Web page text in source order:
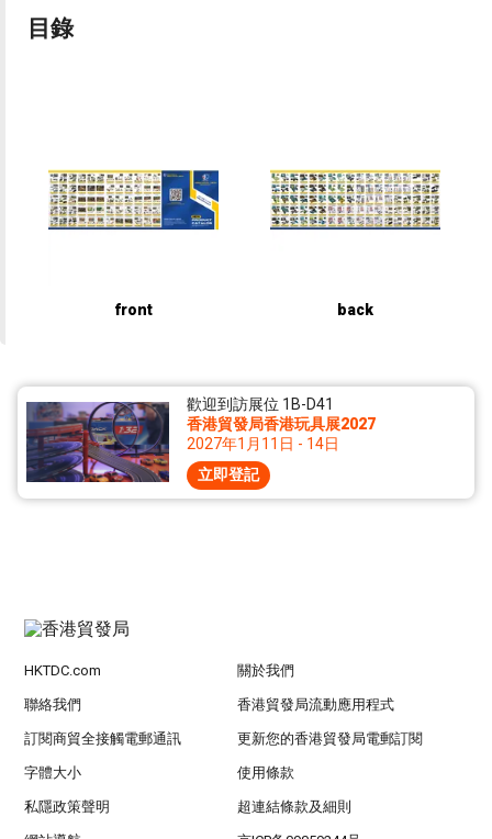
目錄
front back
歡迎到訪展位 1B-D41
香港貿發局香港玩具展2027
2027年1月11日 - 14日
立即登記
HKTDC.com 關於我們
聯絡我們 香港貿發局流動應用程式
訂閱商貿全接觸電郵通訊 更新您的香港貿發局電郵訂閱
字體大小 使用條款
私隱政策聲明 超連結條款及細則